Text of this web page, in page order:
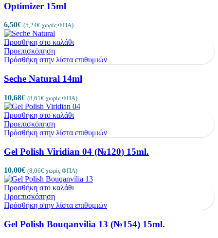
Optimizer 15ml
6,50€ (5,24€ χωρίς ΦΠΑ)
Προσθήκη στο καλάθι
Προεπισκόπηση
Πρόσθήκη στην λίστα επιθυμιών
Seche Natural 14ml
10,68€ (8,61 € χωρίς ΦΠΑ)
Προσθήκη στο καλάθι
Προεπισκόπηση
Πρόσθήκη στην λίστα επιθυμιών
Gel Polish Viridian 04 (№120) 15ml.
10,00€ (8,06€ χωρίς ΦΠΑ)
Προσθήκη στο καλάθι
Προεπισκόπηση
Πρόσθήκη στην λίστα επιθυμιών
Gel Polish Bouqanvilia 13 (№154) 15ml.